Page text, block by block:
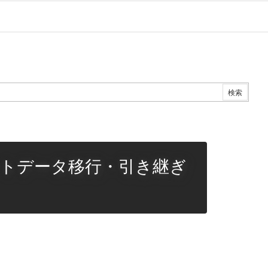
データ移行・引き継ぎ